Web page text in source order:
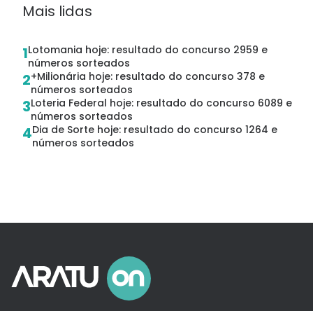
Mais lidas
1Lotomania hoje: resultado do concurso 2959 e
números sorteados
2+Milionária hoje: resultado do concurso 378 e
números sorteados
3Loteria Federal hoje: resultado do concurso 6089 e
números sorteados
4Dia de Sorte hoje: resultado do concurso 1264 e
números sorteados